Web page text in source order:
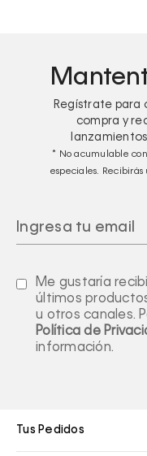
Regístrate para
compra y
* No acumulable
especiales.
Me gustaría
últimos
u otros canales.
Política de
información.
Tus Pedidos